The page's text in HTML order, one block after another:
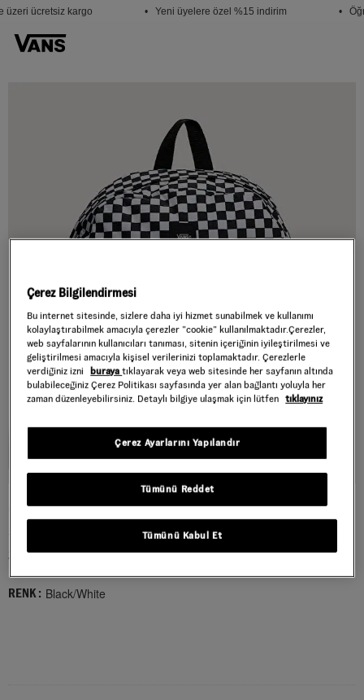
ücretsiz kargo • Yeni üyelere özel %15 indirim •
OLD SKOOL CHECK SIRT ÇANTASI
Style : VN000H4XY281
2.999,00 TL
RENK : Black/White
Çerez Bilgilendirmesi
Bu internet sitesinde, sizlere daha iyi hizmet sunabilmek ve kullanımı
kolaylaştırabilmek amacıyla çerezler ”cookie” kullanılmaktadır.Çerezler,
web sayfalarının kullanıcıları tanıması, sitenin içeriğinin iyileştirilmesi ve
geliştirilmesi amacıyla kişisel verilerinizi toplamaktadır. Çerezlerle
verdiğiniz izni
burayatıklayarak veya web sitesinde her sayfanın altında
bulabileceğiniz Çerez Politikası sayfasında yer alan bağlantı yoluyla her
zaman düzenleyebilirsiniz. Detaylı bilgiye ulaşmak için lütfen tıklayınız
Tümünü Reddet
Tümünü Kabul Et
Çerez Ayarlarını Yapılandır